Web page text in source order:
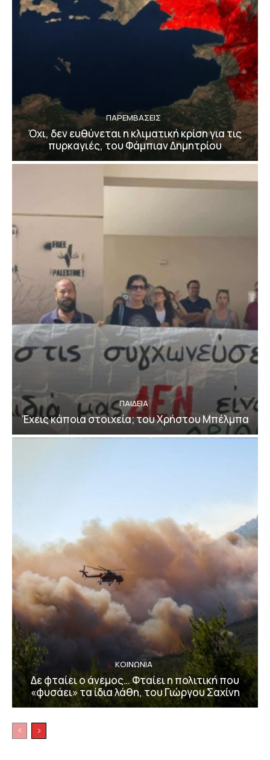
ΠΑΡΕΜΒΑΣΕΙΣ
Όχι, δεν ευθύνεται η κλιματική κρίση για τις
πυρκαγιές, του Φάμπιαν Δημητρίου
ΠΑΙΔΕΙΑ
Έχεις κάποια στοιχεία; του Χρήστου Μπέλμπα
ΚΟΙΝΩΝΙΑ
Δε φταίει ο άνεμος… Φταίει η πολιτική που
«φυσάει» τα ίδια λάθη, του Γιώργου Σαχίνη